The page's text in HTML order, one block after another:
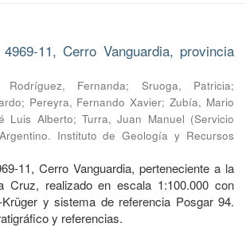
11, Cerro Vanguardia, provincia
Rodríguez, Fernanda; Sruoga, Patricia;
; Pereyra, Fernando Xavier;Zubía, Mario
Luis Alberto; Turra, Juan Manuel (Servicio
Instituto de Geología y Recursos
11, Cerro Vanguardia, perteneciente a la
Cruz, realizado en escala 1:100.000 con
y sistema de referencia Posgar 94.
y referencias.